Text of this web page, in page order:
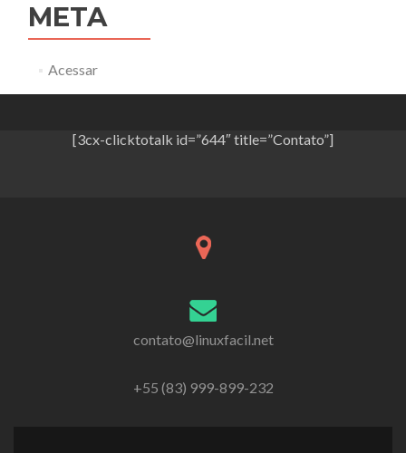
META
Acessar
[3cx-clicktotalk id=”644″ title=”Contato”]
contato@linuxfacil.net
+55 (83) 999-899-232